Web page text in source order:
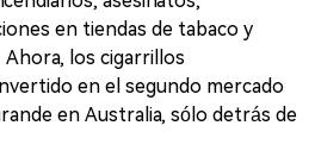
en tiendas de tabaco y
los cigarrillos
en el segundo mercado
en Australia, sólo detrás de